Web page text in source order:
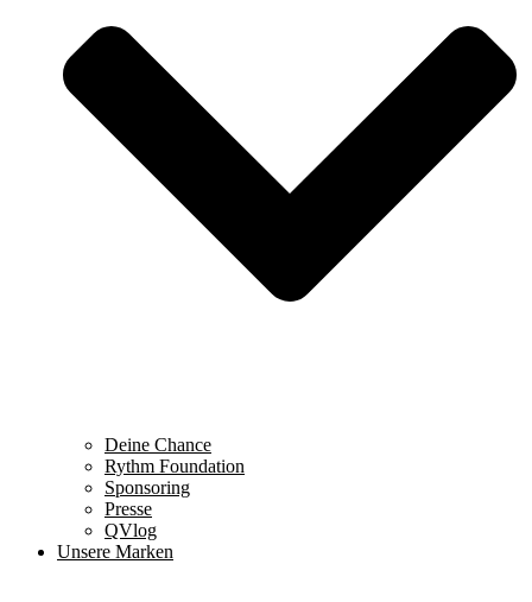
Deine Chance
Rythm Foundation
Sponsoring
Presse
QVlog
Unsere Marken